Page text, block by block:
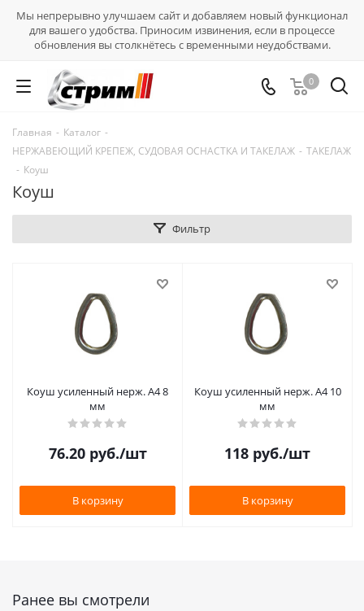
Мы непрерывно улучшаем сайт и добавляем новый функционал
для вашего удобства. Приносим извинения, если в процессе
обновления вы столкнётесь с временными неудобствами.
0
Главная - Каталог -
НЕРЖАВЕЮЩИЙ КРЕПЕЖ, СУДОВАЯ ОСНАСТКА И ТАКЕЛАЖ - ТАКЕЛАЖ
- Коуш
Коуш
Фильтр
Коуш усиленный нерж. А4 8
мм
76.20руб./шт
В корзину
Коуш усиленный нерж. А4 10
мм
118 руб./шт
В корзину
Ранее вы смотрели